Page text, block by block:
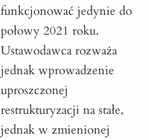
funkcjonować jedynie do
połowy 2021 roku.
Ustawodawca rozważa
jednak wprowadzenie
uproszczonej
restrukturyzacji na stałe,
jednak w zmienionej